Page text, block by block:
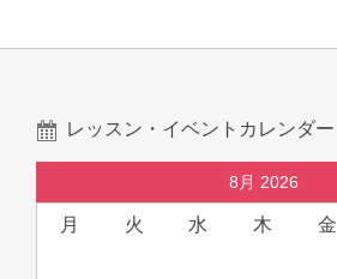
レッスン・イベントカレンダー
8月 2026
月 火 水 木 金